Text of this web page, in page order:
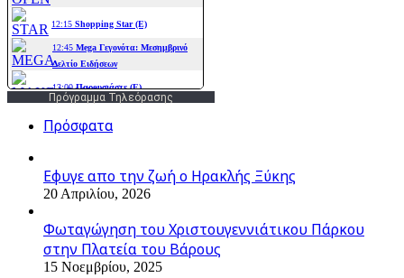
Πρόγραμμα Τηλεόρασης
Πρόσφατα
Εφυγε απο την ζωή o Ηρακλής Ξύκης
20 Απριλίου, 2026
Φωταγώγηση του Χριστουγεννιάτικου Πάρκου
στην Πλατεία του Βάρους
15 Νοεμβρίου, 2025